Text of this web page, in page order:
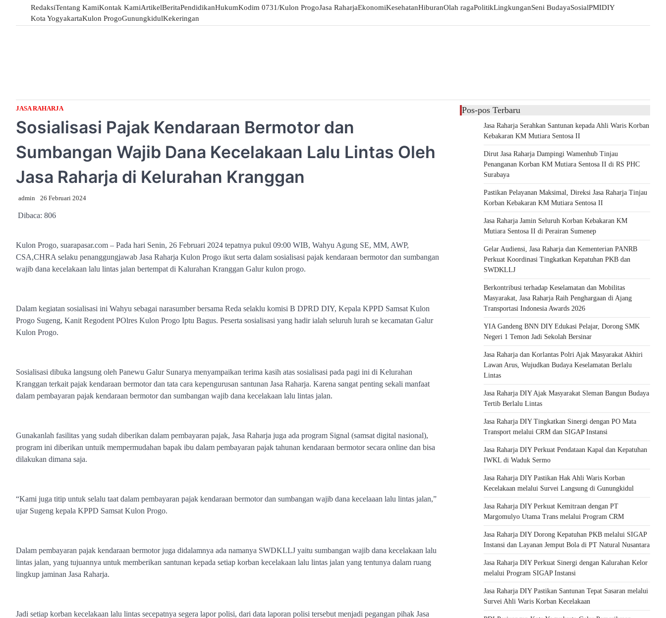
RedaksiTentang KamiKontak KamiArtikelBeritaPendidikanHukumKodim 0731/Kulon ProgoJasa RaharjaEkonomiKesehatanHiburanOlah ragaPolitikLingkunganSeni BudayaSosialPMIDIY
Kota YogyakartaKulon ProgoGunungkidulKekeringan
JASA RAHARJA
Sosialisasi Pajak Kendaraan Bermotor dan
Sumbangan Wajib Dana Kecelakaan Lalu Lintas Oleh
Jasa Raharja di Kelurahan Kranggan
admin 26 Februari 2024
Dibaca: 806
Kulon Progo, suarapasar.com – Pada hari Senin, 26 Februari 2024 tepatnya pukul 09:00 WIB, Wahyu Agung SE, MM, AWP,
CSA,CHRA selaku penanggungjawab Jasa Raharja Kulon Progo ikut serta dalam sosialisasi pajak kendaraan bermotor dan sumbangan
wajib dana kecelakaan lalu lintas jalan bertempat di Kalurahan Kranggan Galur kulon progo.
Dalam kegiatan sosialisasi ini Wahyu sebagai narasumber bersama Reda selaklu komisi B DPRD DIY, Kepala KPPD Samsat Kulon
Progo Sugeng, Kanit Regodent POlres Kulon Progo Iptu Bagus. Peserta sosialisasi yang hadir ialah seluruh lurah se kecamatan Galur
Kulon Progo.
Sosialisasi dibuka langsung oleh Panewu Galur Sunarya menyampaikan terima kasih atas sosialisasi pada pagi ini di Kelurahan
Kranggan terkait pajak kendaraan bermotor dan tata cara kepengurusan santunan Jasa Raharja. Karena sangat penting sekali manfaat
dalam pembayaran pajak kendaraan bermotor dan sumbangan wajib dana kecelakaan lalu lintas jalan.
Gunakanlah fasilitas yang sudah diberikan dalam pembayaran pajak, Jasa Raharja juga ada program Signal (samsat digital nasional),
program ini diberikan untuik mempermudahan bapak ibu dalam pembayaran pajak tahunan kendaraan bermotor secara online dan bisa
dilakukan dimana saja.
“Kami juga titip untuk selalu taat dalam pembayaran pajak kendaraan bermotor dan sumbangan wajib dana kecelaaan lalu lintas jalan,”
ujar Sugeng kepala KPPD Samsat Kulon Progo.
Dalam pembayaran pajak kendaraan bermotor juga didalamnya ada namanya SWDKLLJ yaitu sumbangan wajib dana kecelakaan lalu
lintas jalan, yang tujuannya untuk memberikan santunan kepada setiap korban kecelakaan lalu lintas jalan yang tentunya dalam ruang
lingkup jaminan Jasa Raharja.
Jadi setiap korban kecelakaan lalu lintas secepatnya segera lapor polisi, dari data laporan polisi tersebut menjadi pegangan pihak Jasa
Pos-pos Terbaru
Jasa Raharja Serahkan Santunan kepada Ahli Waris Korban
Kebakaran KM Mutiara Sentosa II
Dirut Jasa Raharja Dampingi Wamenhub Tinjau
Penanganan Korban KM Mutiara Sentosa II di RS PHC
Surabaya
Pastikan Pelayanan Maksimal, Direksi Jasa Raharja Tinjau
Korban Kebakaran KM Mutiara Sentosa II
Jasa Raharja Jamin Seluruh Korban Kebakaran KM
Mutiara Sentosa II di Perairan Sumenep
Gelar Audiensi, Jasa Raharja dan Kementerian PANRB
Perkuat Koordinasi Tingkatkan Kepatuhan PKB dan
SWDKLLJ
Berkontribusi terhadap Keselamatan dan Mobilitas
Masyarakat, Jasa Raharja Raih Penghargaan di Ajang
Transportasi Indonesia Awards 2026
YIA Gandeng BNN DIY Edukasi Pelajar, Dorong SMK
Negeri 1 Temon Jadi Sekolah Bersinar
Jasa Raharja dan Korlantas Polri Ajak Masyarakat Akhiri
Lawan Arus, Wujudkan Budaya Keselamatan Berlalu
Lintas
Jasa Raharja DIY Ajak Masyarakat Sleman Bangun Budaya
Tertib Berlalu Lintas
Jasa Raharja DIY Tingkatkan Sinergi dengan PO Mata
Transport melalui CRM dan SIGAP Instansi
Jasa Raharja DIY Perkuat Pendataan Kapal dan Kepatuhan
IWKL di Waduk Sermo
Jasa Raharja DIY Pastikan Hak Ahli Waris Korban
Kecelakaan melalui Survei Langsung di Gunungkidul
Jasa Raharja DIY Perkuat Kemitraan dengan PT
Margomulyo Utama Trans melalui Program CRM
Jasa Raharja DIY Dorong Kepatuhan PKB melalui SIGAP
Instansi dan Layanan Jemput Bola di PT Natural Nusantara
Jasa Raharja DIY Perkuat Sinergi dengan Kalurahan Kelor
melalui Program SIGAP Instansi
Jasa Raharja DIY Pastikan Santunan Tepat Sasaran melalui
Survei Ahli Waris Korban Kecelakaan